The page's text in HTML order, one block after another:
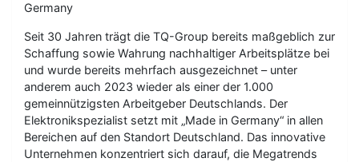
Germany
Seit 30 Jahren trägt die TQ-Group bereits maßgeblich zur
Schaffung sowie Wahrung nachhaltiger Arbeitsplätze bei
und wurde bereits mehrfach ausgezeichnet – unter
anderem auch 2023 wieder als einer der 1.000
gemeinnützigsten Arbeitgeber Deutschlands. Der
Elektronikspezialist setzt mit „Made in Germany“ in allen
Bereichen auf den Standort Deutschland. Das innovative
Unternehmen konzentriert sich darauf, die Megatrends